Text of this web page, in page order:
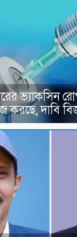
ভ্যাকসিন
করছে, দাবি